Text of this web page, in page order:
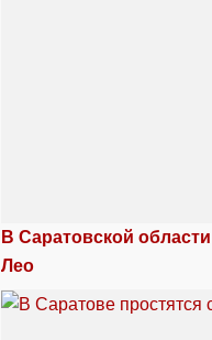
В Саратовской
Лео